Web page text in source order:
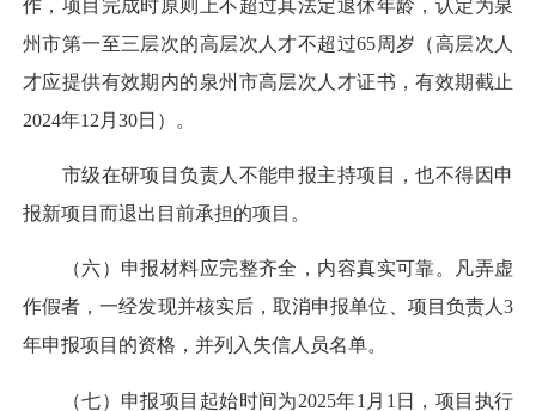
作，项目完成时原则上不超过其法定退休年龄，认定为泉
州市第一至三层次的高层次人才不超过65周岁（高层次人
才应提供有效期内的泉州市高层次人才证书，有效期截止
2024年12月30日）。
市级在研项目负责人不能申报主持项目，也不得因申
报新项目而退出目前承担的项目。
（六）申报材料应完整齐全，内容真实可靠。凡弄虚
作假者，一经发现并核实后，取消申报单位、项目负责人3
年申报项目的资格，并列入失信人员名单。
（七）申报项目起始时间为2025年1月1日，项目执行